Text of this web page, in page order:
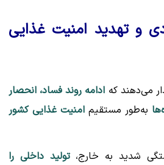
و تهدید امنیت غذایی
می‌دهند که ادامه روند فساد، انحصار
به‌طور مستقیم امنیت غذایی کشور
شدید به خارج،تولید داخلی را